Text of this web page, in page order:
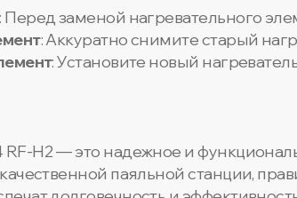
: Перед заменой нагревательного
: Аккуратно снимите старый
: Установите новый
RF-H2 — это надежное и
паяльной станции,